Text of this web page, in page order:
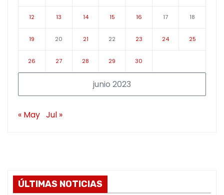
junio 2023
12 13 14 15 16 17 18
19 20 21 22 23 24 25
26 27 28 29 30
« May Jul »
ÚLTIMAS NOTICIAS